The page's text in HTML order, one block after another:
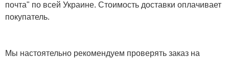
почта" по всей Украине. Стоимость доставки оплачивает
покупатель.
Мы настоятельно рекомендуем проверять заказ на